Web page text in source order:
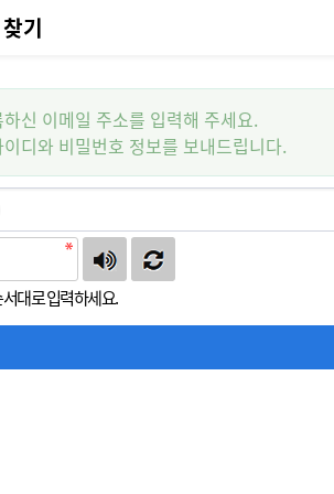
기
신 이메일 주소를 입력해 주세요.
디와 비밀번호 정보를 보내드립니다.
대로 입력하세요.